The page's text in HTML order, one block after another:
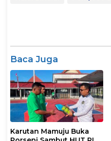
Baca Juga
Karutan Mamuju Buka